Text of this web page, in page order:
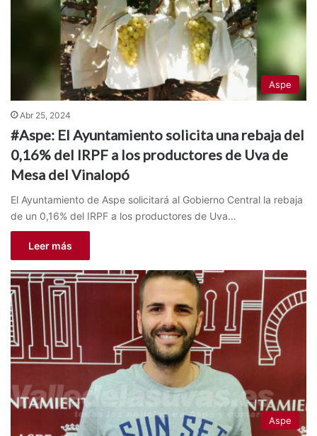
Aspe
Abr 25, 2024
#Aspe: El Ayuntamiento solicita una rebaja del
0,16% del IRPF a los productores de Uva de
Mesa del Vinalopó
El Ayuntamiento de Aspe solicitará al Gobierno Central la rebaja
de un 0,16% del IRPF a los productores de Uva…
Leer más
Aspe